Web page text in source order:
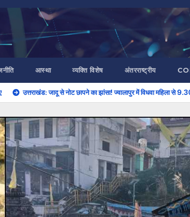
आस्था व्यक्ति विशेष अंतरराष्ट्रीय
से नोट छापने का झांसा! ज्वालापुर में विधवा महिला से 9.30 लाख की ठगी, तीन